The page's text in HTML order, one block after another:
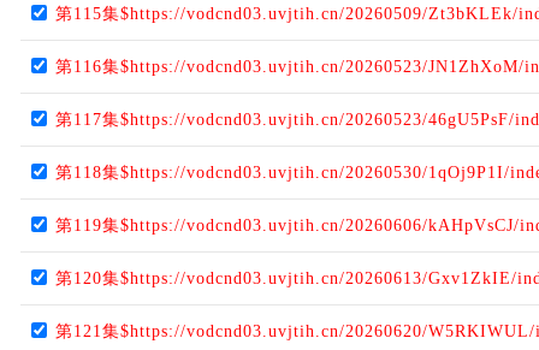
第115集$https://vodcnd03.uvjtih.cn/20260509/Zt3bKLEk/
第116集$https://vodcnd03.uvjtih.cn/20260523/JN1ZhXoM/
第117集$https://vodcnd03.uvjtih.cn/20260523/46gU5PsF/
第118集$https://vodcnd03.uvjtih.cn/20260530/1qOj9P1I/
第119集$https://vodcnd03.uvjtih.cn/20260606/kAHpVsCJ/
第120集$https://vodcnd03.uvjtih.cn/20260613/Gxv1ZkIE/
第121集$https://vodcnd03.uvjtih.cn/20260620/W5RKIWUL/